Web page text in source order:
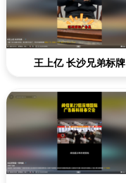
王上亿 长沙兄弟标牌